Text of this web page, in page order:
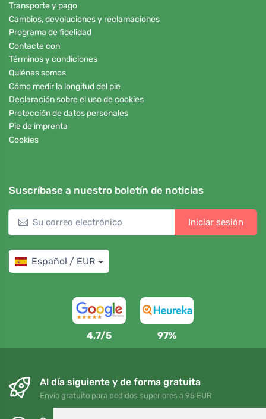
Transporte y pago
Cambios, devoluciones y reclamaciones
Programa de fidelidad
Contacte con
Términos y condiciones
Quiénes somos
Cómo medir la longitud del pie
Declaración sobre el uso de cookies
Protección de datos personales
Pie de imprenta
Cookies
Suscríbase a nuestro boletín de noticias
Iniciar sesión
Español / EUR
4,7/5 97%
Al día siguiente y de forma gratuita
Envío gratuito para pedidos superiores a 95 EUR